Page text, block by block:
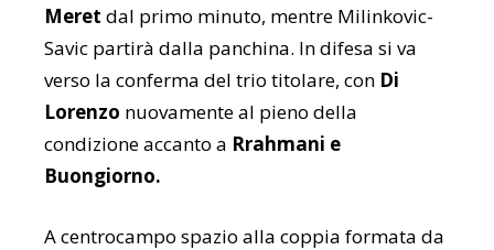
Meret dal primo minuto, mentre Milinkovic-
Savic partirà dalla panchina. In difesa si va
verso la conferma del trio titolare, con Di
Lorenzo nuovamente al pieno della
condizione accanto a Rrahmani e
Buongiorno.
A centrocampo spazio alla coppia formata da